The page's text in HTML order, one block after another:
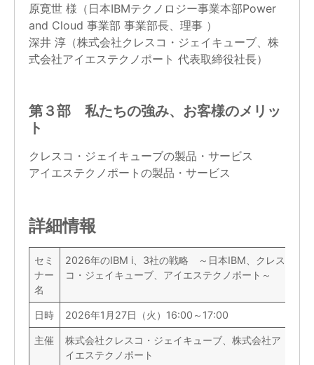
原寛世 様（日本IBMテクノロジー事業本部Power
and Cloud 事業部 事業部長、理事 ）
深井 淳（株式会社クレスコ・ジェイキューブ、株
式会社アイエステクノポート 代表取締役社長）
第３部 私たちの強み、お客様のメリッ
ト
クレスコ・ジェイキューブの製品・サービス
アイエステクノポートの製品・サービス
詳細情報
セミ
ナー
名
2026年のIBM i、3社の戦略 ～日本IBM、クレス
コ・ジェイキューブ、アイエステクノポート～
日時 2026年1月27日（火）16:00～17:00
主催
株式会社クレスコ・ジェイキューブ、株式会社ア
イエステクノポート